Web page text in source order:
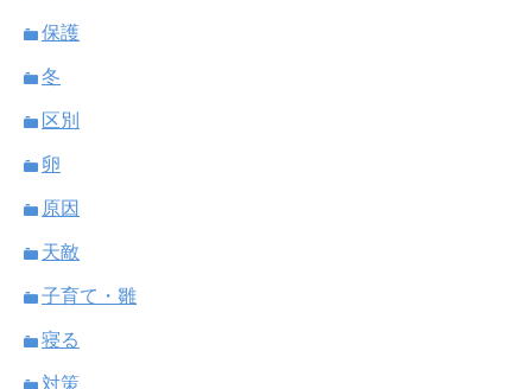
保護
冬
区別
卵
原因
天敵
子育て・雛
寝る
対策